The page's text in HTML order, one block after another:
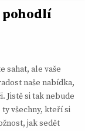
pohodlí
sahat, ale vaše
naše nabídka,
. Jistě si tak nebude
všechny, kteří si
jak sedět